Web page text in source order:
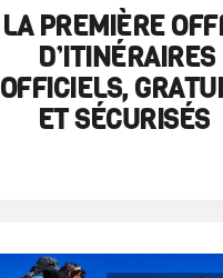
LA PREMIÈRE
D’ITINÉRAIRES
OFFICIELS,
ET SÉCURISÉS